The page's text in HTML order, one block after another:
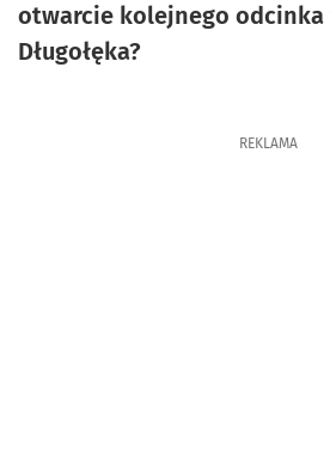
otwarcie kolejnego odcinka
Długołęka?
REKLAMA